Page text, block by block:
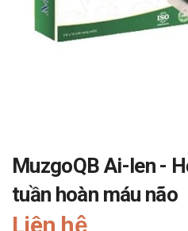
MuzgoQB Ai-len -
tuần hoàn máu não
Liên hệ